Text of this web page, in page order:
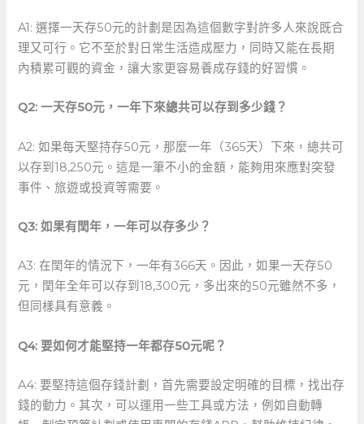
A1: 選擇一天存50元的計劃是因為這個數字對許多人來說既合
理又可行。它不至於對日常生活造成壓力，同時又能在長期
內積累可觀的資金，讓大家更容易養成存錢的好習慣。
Q2: 一天存50元，一年下來總共可以存到多少錢？
A2: 如果每天堅持存50元，那麼一年（365天）下來，總共可
以存到18,250元。這是一筆不小的金額，能夠用來應對突發
事件、旅遊或投資等需要。
Q3: 如果有閏年，一年可以存多少？
A3: 在閏年的情況下，一年有366天。因此，如果一天存50
元，閏年全年可以存到18,300元，多出來的50元雖然不多，
但同樣具有意義。
Q4: 要如何才能堅持一年都存50元呢？
A4: 要堅持這個存錢計劃，首先需要設定明確的目標，找出存
錢的動力。其次，可以運用一些工具或方法，例如自動轉